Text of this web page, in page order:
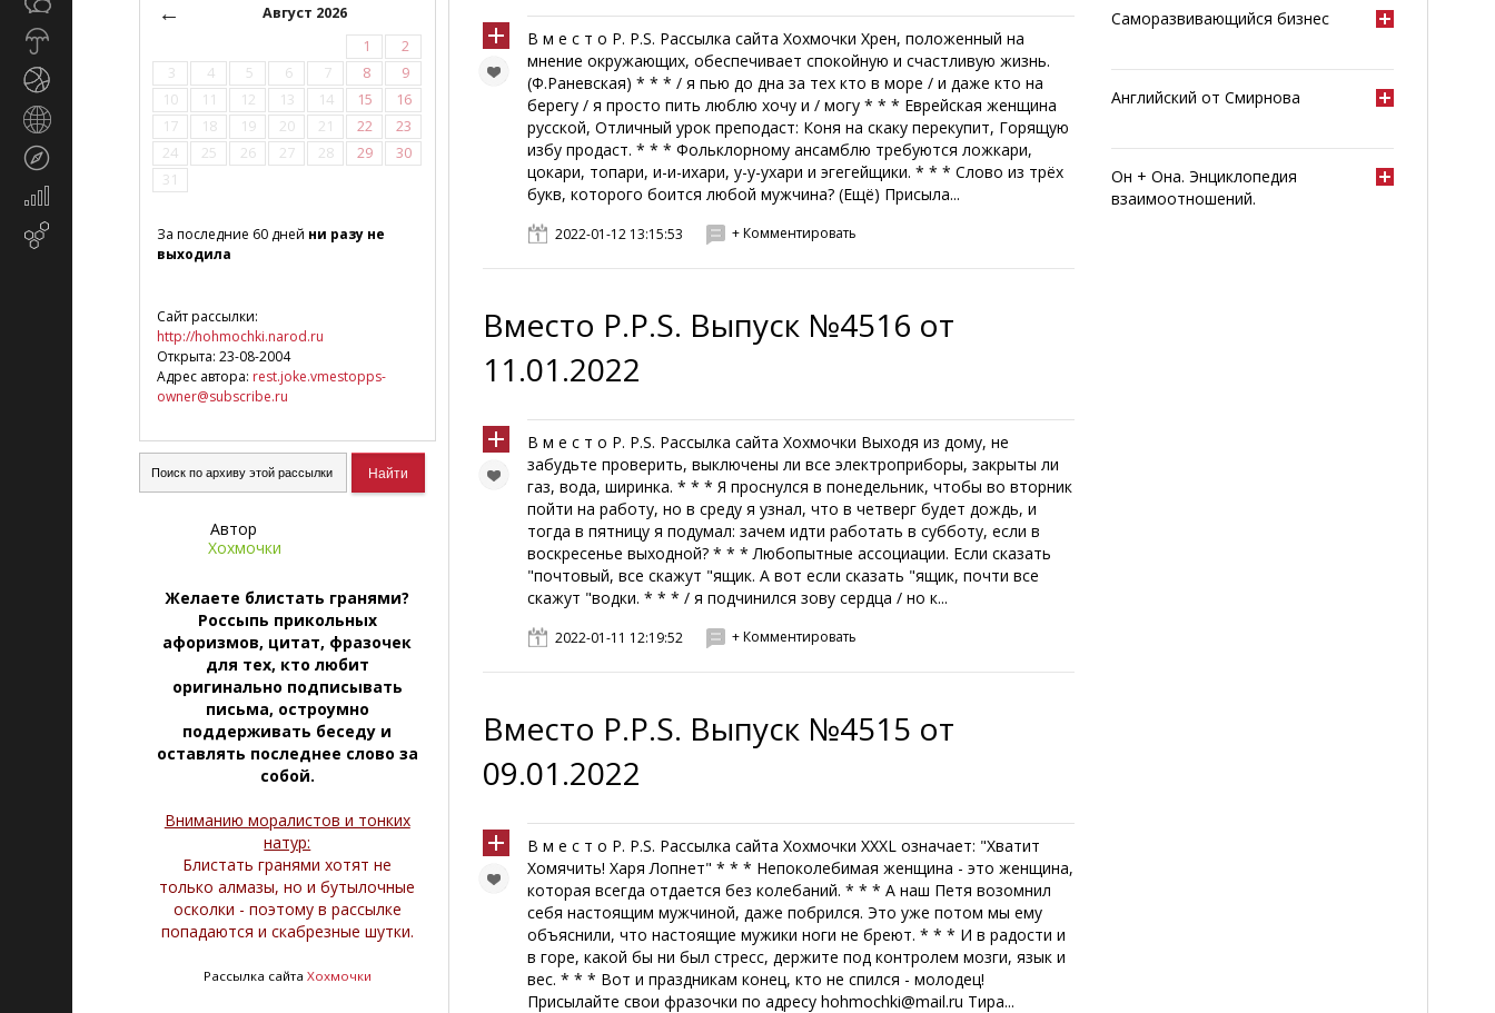
Экономика
маркетинг
←
Август 2026
1
2
3
4 5 6 7 8
9
10
11 12 13 14 15
16
17
18 19 20 21 22
23
24
25 26 27 28 29
30
31
За последние 60 дней ни разу не
выходила
Сайт рассылки:
http://hohmochki.narod.ru
Открыта: 23-08-2004
Адрес автора: rest.joke.vmestopps-
owner@subscribe.ru
Автор
Хохмочки
Желаете блистать гранями?
Россыпь прикольных
афоризмов, цитат, фразочек
для тех, кто любит
оригинально подписывать
письма, остроумно
поддерживать беседу и
оставлять последнее слово за
собой.
Вниманию моралистов и тонких
натур:
Блистать гранями хотят не
только алмазы, но и бутылочные
осколки - поэтому в рассылке
попадаются и скабрезные шутки.
Рассылка сайта Хохмочки
В м е с т о P. P.S. Рассылка сайта Хохмочки Хрен, положенный на
мнение окружающих, обеспечивает спокойную и счастливую жизнь.
(Ф.Раневская) * * * / я пью до дна за тех кто в море / и даже кто на
берегу / я просто пить люблю хочу и / могу * * * Еврейская женщина
русской, Отличный урок преподаст: Коня на скаку перекупит, Горящую
избу продаст. * * * Фольклорному ансамблю требуются ложкари,
цокари, топари, и-и-ихари, у-у-ухари и эгегейщики. * * * Слово из трёх
букв, которого боится любой мужчина? (Ещё) Присыла...
2022-01-12 13:15:53 + Комментировать
Вместо P.P.S. Выпуск №4516 от
11.01.2022
В м е с т о P. P.S. Рассылка сайта Хохмочки Выходя из дому, не
забудьте проверить, выключены ли все электроприборы, закрыты ли
газ, вода, ширинка. * * * Я проснулся в понедельник, чтобы во вторник
пойти на работу, но в среду я узнал, что в четверг будет дождь, и
тогда в пятницу я подумал: зачем идти работать в субботу, если в
воскресенье выходной? * * * Любопытные ассоциации. Если сказать
"почтовый, все скажут "ящик. А вот если сказать "ящик, почти все
скажут "водки. * * * / я подчинился зову сердца / но к...
2022-01-11 12:19:52 + Комментировать
Вместо P.P.S. Выпуск №4515 от
09.01.2022
В м е с т о P. P.S. Рассылка сайта Хохмочки XXXL означает: "Хватит
Хомячить! Харя Лопнет" * * * Непоколебимая женщина - это женщина,
которая всегда отдается без колебаний. * * * А наш Петя возомнил
себя настоящим мужчиной, даже побрился. Это уже потом мы ему
объяснили, что настоящие мужики ноги не бреют. * * * И в радости и
в горе, какой бы ни был стресс, держите под контролем мозги, язык и
вес. * * * Вот и праздникам конец, кто не спился - молодец!
Присылайте свои фразочки по адресу hohmochki@mail.ru Тира...
Саморазвивающийся бизнес
Английский от Смирнова
Он + Она. Энциклопедия
взаимоотношений.